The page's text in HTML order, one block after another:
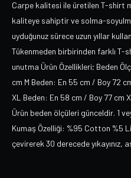
Carpe kalitesi ile üretilen T-shirt
kaliteye sahiptir ve solma-
uyduğunuz sürece uzun yıllar
Tükenmeden birbirinden farklı T-
unutma Ürün Özellikleri; Beden
cm M Beden: En 55 cm / Boy 72
XL Beden: En 58 cm / Boy 77 cm
Ürün beden ölçüleri günceldir. 1
Kumaş Özelliği: %95 Cotton %5
çevirerek 30 derecede yıkayınız,